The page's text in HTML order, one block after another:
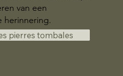
van een
herinnering.
pierres tombales